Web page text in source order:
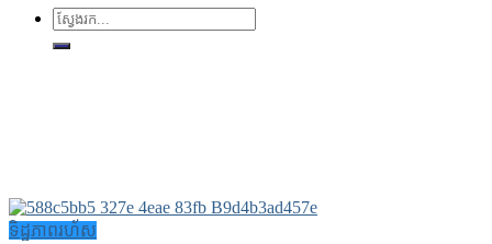
ស្វែងរក៖
ទិដ្ឋភាពរហ័ស